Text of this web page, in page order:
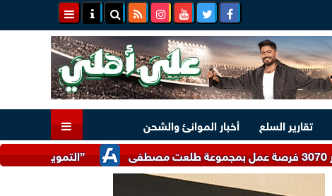
تقارير السلع
أخبار الموانئ والشحن
”التموين” تتلقى 17 ألف شكوى واستفسار تتعلق بضبط الأسواق وتوفير السلع خلال يوليو